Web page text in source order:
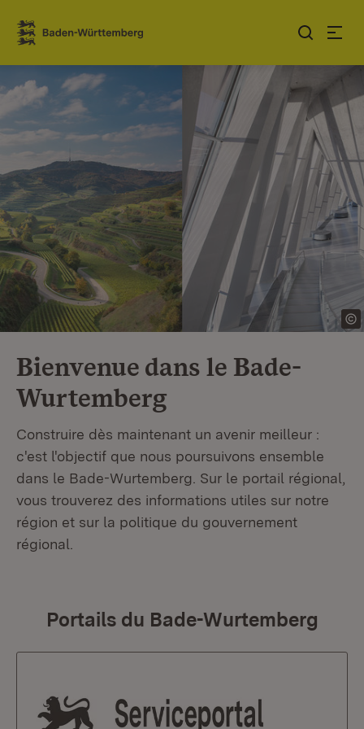
Sauter au contenu
Link zur Startseite
Bienvenue dans le Bade-
Wurtemberg
Construire dès maintenant un avenir meilleur :
c'est l'objectif que nous poursuivons ensemble
dans le Bade-Wurtemberg. Sur le portail régional,
vous trouverez des informations utiles sur notre
région et sur la politique du gouvernement
régional.
Portails du Bade-Wurtemberg